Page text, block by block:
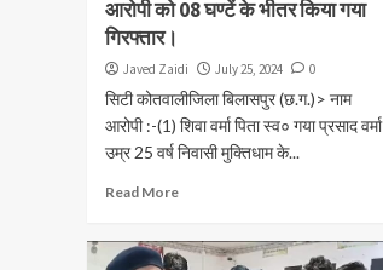
आरोपी को 08 घण्टें के भीतर किया गया
गिरफ्तार।
Javed Zaidi July 25, 2024 0
सिटी कोतवालीजिला बिलासपुर (छ.ग.)> नाम
आरोपी :-(1) शिवा वर्मा पिता स्व० गया प्रसाद वर्मा
उम्र 25 वर्ष निवासी मुक्तिधाम के...
Read More